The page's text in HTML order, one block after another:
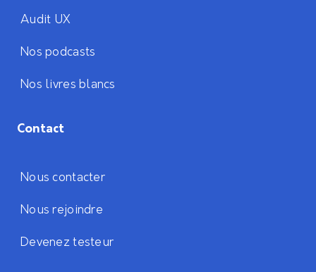
Audit UX
Nos podcasts
Nos livres blancs
Contact
Nous contacter
Nous rejoindre
Devenez testeur